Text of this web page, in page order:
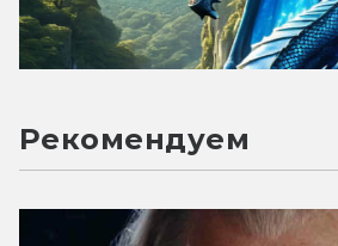
Рекомендуем